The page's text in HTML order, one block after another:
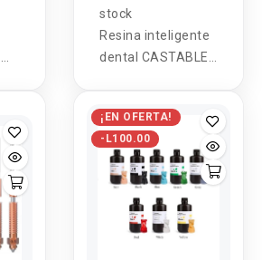
stock
Resina inteligente
dental CASTABLE
1000g
¡EN OFERTA!
-L100.00